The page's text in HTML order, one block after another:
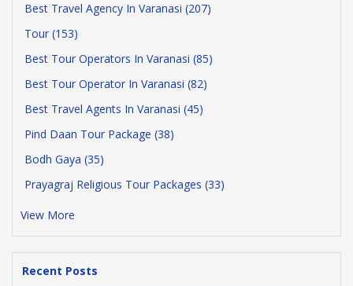
Best Travel Agency In Varanasi (207)
Tour (153)
Best Tour Operators In Varanasi (85)
Best Tour Operator In Varanasi (82)
Best Travel Agents In Varanasi (45)
Pind Daan Tour Package (38)
Bodh Gaya (35)
Prayagraj Religious Tour Packages (33)
View More
Recent Posts